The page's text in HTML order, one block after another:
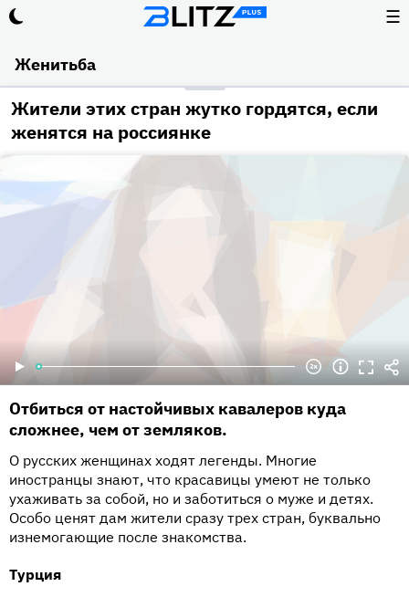
☰
Женитьба
Жители этих стран жутко гордятся, если
женятся на россиянке
Отбиться от настойчивых кавалеров куда
сложнее, чем от земляков.
О русских женщинах ходят легенды. Многие
иностранцы знают, что красавицы умеют не только
ухаживать за собой, но и заботиться о муже и детях.
Особо ценят дам жители сразу трех стран, буквально
изнемогающие после знакомства.
Турция